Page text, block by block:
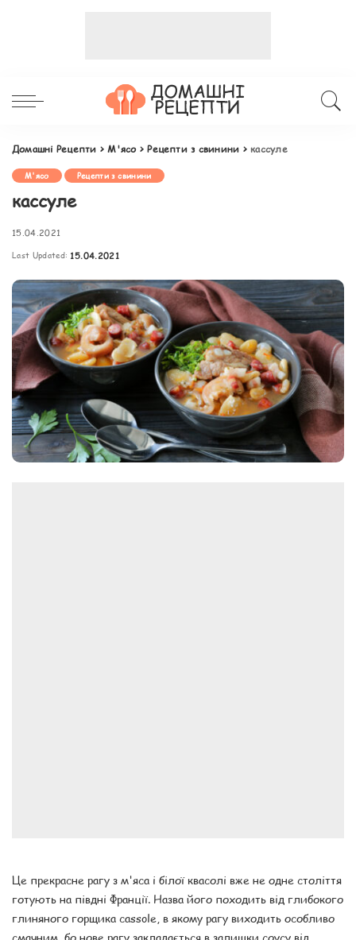
Домашні Рецепти >М'ясо>Рецепти з свинини >кассуле
М'ясо Рецепти з свинини
кассуле
15.04.2021
Last Updated: 15.04.2021
Це прекрасне рагу з м'яса і білої квасолі вже не одне століття
готують на півдні Франції. Назва його походить від глибокого
глиняного горщика cassole, в якому рагу виходить особливо